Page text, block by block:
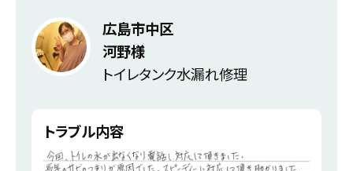
広島市中区
河野様
トイレタンク水漏れ修理
トラブル内容